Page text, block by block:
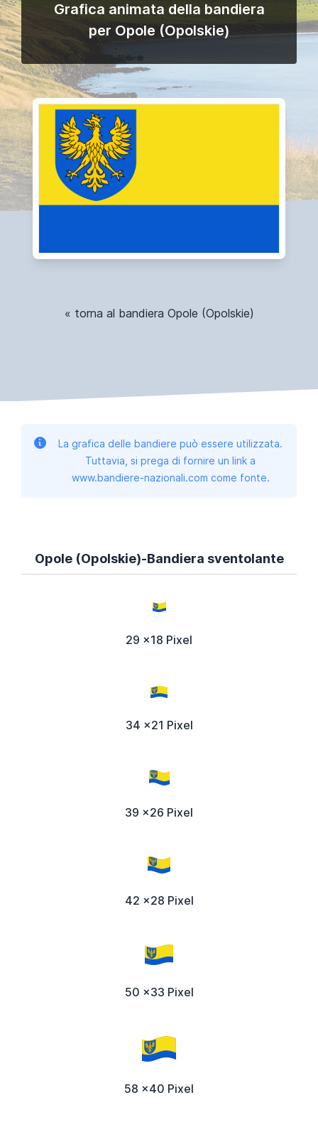
Grafica animata della bandiera
per Opole (Opolskie)
« torna al bandiera Opole (Opolskie)
La grafica delle bandiere può essere utilizzata.
Tuttavia, si prega di fornire un link a
www.bandiere-nazionali.com come fonte.
Opole (Opolskie)-Bandiera sventolante
29 x18 Pixel
34 x21 Pixel
39 x26 Pixel
42 x28 Pixel
50 x33 Pixel
58 x40 Pixel